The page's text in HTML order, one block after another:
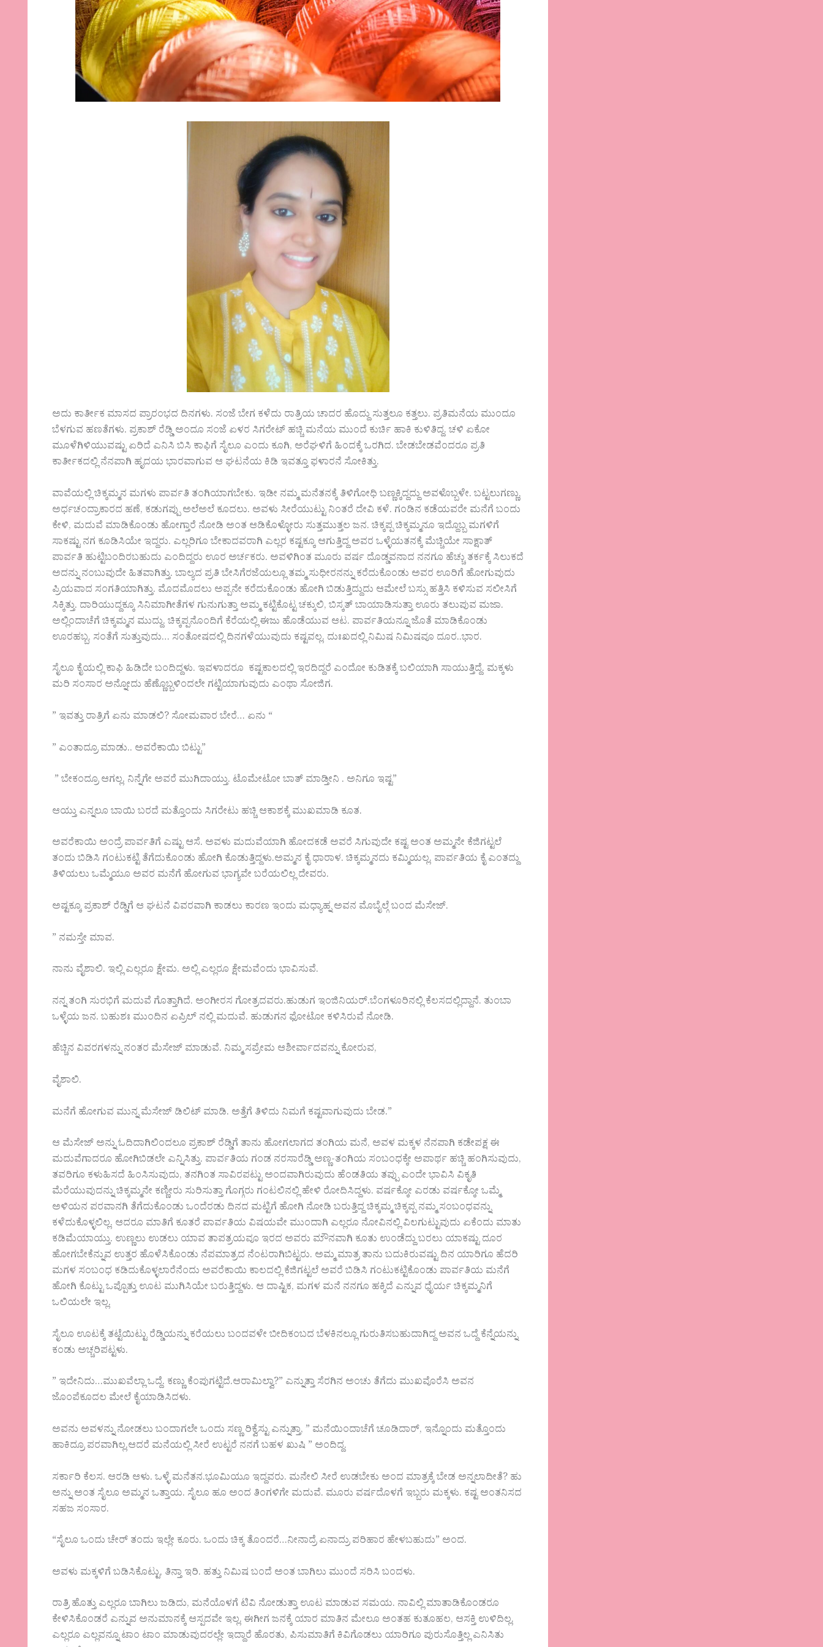
ಅದು ಕಾರ್ತೀಕ ಮಾಸದ ಪ್ರಾರಂಭದ ದಿನಗಳು. ಸಂಜೆ ಬೇಗ ಕಳೆದು ರಾತ್ರಿಯ ಚಾದರ ಹೊದ್ದು ಸುತ್ತಲೂ ಕತ್ತಲು. ಪ್ರತಿಮನೆಯ ಮುಂದೂ
ಬೆಳಗುವ ಹಣತೆಗಳು. ಪ್ರಕಾಶ್ ರೆಡ್ಡಿ ಅಂದೂ ಸಂಜೆ ಏಳರ ಸಿಗರೇಟ್ ಹಚ್ಚಿ ಮನೆಯ ಮುಂದೆ ಕುರ್ಚಿ ಹಾಕಿ ಕುಳಿತಿದ್ದ. ಚಳಿ ಏಕೋ
ಮೂಳೆಗಿಳಿಯುವಷ್ಟು ಏರಿದೆ ಎನಿಸಿ ಬಿಸಿ ಕಾಫಿಗೆ ಸೈಲೂ ಎಂದು ಕೂಗಿ, ಅರೆಘಳಿಗೆ ಹಿಂದಕ್ಕೆ ಒರಗಿದ. ಬೇಡಬೇಡವೆಂದರೂ ಪ್ರತಿ
ಕಾರ್ತೀಕದಲ್ಲಿ ನೆನಪಾಗಿ ಹೃದಯ ಭಾರವಾಗುವ ಆ ಘಟನೆಯ ಕಿಡಿ ಇವತ್ತೂ ಫಳಾರನೆ ಸೋಕಿತ್ತು.
ವಾವೆಯಲ್ಲಿ ಚಿಕ್ಕಮ್ಮನ ಮಗಳು ಪಾರ್ವತಿ ತಂಗಿಯಾಗಬೇಕು. ಇಡೀ ನಮ್ಮ ಮನೆತನಕ್ಕೆ ತಿಳಿಗೋಧಿ ಬಣ್ಣಕ್ಕಿದ್ದದ್ದು ಅವಳೊಬ್ಬಳೇ. ಬಟ್ಟಲುಗಣ್ಣು,
ಅರ್ಧಚಂದ್ರಾಕಾರದ ಹಣೆ, ಕಡುಗಪ್ಪು ಅಲೆಅಲೆ ಕೂದಲು. ಅವಳು ಸೀರೆಯುಟ್ಟು ನಿಂತರೆ ದೇವಿ ಕಳೆ. ಗಂಡಿನ ಕಡೆಯವರೇ ಮನೆಗೆ ಬಂದು
ಕೇಳಿ, ಮದುವೆ ಮಾಡಿಕೊಂಡು ಹೋಗ್ತಾರೆ ನೋಡಿ ಅಂತ ಆಡಿಕೊಳ್ಳೋರು ಸುತ್ತಮುತ್ತಲ ಜನ. ಚಿಕ್ಕಪ್ಪ ಚಿಕ್ಕಮ್ಮನೂ ಇದ್ದೊಬ್ಬ ಮಗಳಿಗೆ
ಸಾಕಷ್ಟು ನಗ ಕೂಡಿಸಿಯೇ ಇದ್ದರು. ಎಲ್ಲರಿಗೂ ಬೇಕಾದವರಾಗಿ ಎಲ್ಲರ ಕಷ್ಟಕ್ಕೂ ಆಗುತ್ತಿದ್ದ ಅವರ ಒಳ್ಳೆಯತನಕ್ಕೆ ಮೆಚ್ಚಿಯೇ ಸಾಕ್ಷಾತ್
ಪಾರ್ವತಿ ಹುಟ್ಟಿಬಂದಿರಬಹುದು ಎಂದಿದ್ದರು ಊರ ಅರ್ಚಕರು. ಅವಳಿಗಿಂತ ಮೂರು ವರ್ಷ ದೊಡ್ಡವನಾದ ನನಗೂ ಹೆಚ್ಚು ತರ್ಕಕ್ಕೆ ಸಿಲುಕದೆ
ಅದನ್ನು ನಂಬುವುದೇ ಹಿತವಾಗಿತ್ತು. ಬಾಲ್ಯದ ಪ್ರತಿ ಬೇಸಿಗೆರಜೆಯಲ್ಲೂ ತಮ್ಮ ಸುಧೀರನನ್ನು ಕರೆದುಕೊಂಡು ಅವರ ಊರಿಗೆ ಹೋಗುವುದು
ಪ್ರಿಯವಾದ ಸಂಗತಿಯಾಗಿತ್ತು. ಮೊದಮೊದಲು ಅಪ್ಪನೇ ಕರೆದುಕೊಂಡು ಹೋಗಿ ಬಿಡುತ್ತಿದ್ದುದು ಆಮೇಲೆ ಬಸ್ಸು ಹತ್ತಿಸಿ ಕಳಿಸುವ ಸಲೀಸಿಗೆ
ಸಿಕ್ಕಿತ್ತು. ದಾರಿಯುದ್ದಕ್ಕೂ ಸಿನಿಮಾಗೀತೆಗಳ ಗುನುಗುತ್ತಾ ಅಮ್ಮ ಕಟ್ಟಿಕೊಟ್ಟ ಚಕ್ಕುಲಿ, ಬಿಸ್ಕತ್ ಬಾಯಾಡಿಸುತ್ತಾ ಊರು ತಲುಪುವ ಮಜಾ.
ಅಲ್ಲಿಂದಾಚೆಗೆ ಚಿಕ್ಕಮ್ಮನ ಮುದ್ದು. ಚಿಕ್ಕಪ್ಪನೊಂದಿಗೆ ಕೆರೆಯಲ್ಲಿ ಈಜು ಹೊಡೆಯುವ ಆಟ. ಪಾರ್ವತಿಯನ್ನೂ ಜೊತೆ ಮಾಡಿಕೊಂಡು
ಊರಹಬ್ಬ, ಸಂತೆಗೆ ಸುತ್ತುವುದು… ಸಂತೋಷದಲ್ಲಿ ದಿನಗಳೆಯುವುದು ಕಷ್ಟವಲ್ಲ. ದುಃಖದಲ್ಲಿ ನಿಮಿಷ ನಿಮಿಷವೂ ದೂರ..ಭಾರ.
ಸೈಲೂ ಕೈಯಲ್ಲಿ ಕಾಫಿ ಹಿಡಿದೇ ಬಂದಿದ್ದಳು. ಇವಳಾದರೂ ಕಷ್ಟಕಾಲದಲ್ಲಿ ಇರದಿದ್ದರೆ ಎಂದೋ ಕುಡಿತಕ್ಕೆ ಬಲಿಯಾಗಿ ಸಾಯುತ್ತಿದ್ದೆ. ಮಕ್ಕಳು
ಮರಿ ಸಂಸಾರ ಅನ್ನೋದು ಹೆಣ್ಣೊಬ್ಬಳಿಂದಲೇ ಗಟ್ಟಿಯಾಗುವುದು ಎಂಥಾ ಸೋಜಿಗ.
” ಇವತ್ತು ರಾತ್ರಿಗೆ ಏನು ಮಾಡಲಿ? ಸೋಮವಾರ ಬೇರೆ… ಏನು “
” ಎಂತಾದ್ರೂ ಮಾಡು.. ಅವರೆಕಾಯಿ ಬಿಟ್ಟು”
” ಬೇಕಂದ್ರೂ ಆಗಲ್ಲ. ನಿನ್ನೆಗೇ ಅವರೆ ಮುಗಿದಾಯ್ತು. ಟೊಮೇಟೋ ಬಾತ್ ಮಾಡ್ತೀನಿ . ಅನಿಗೂ ಇಷ್ಟ”
ಆಯ್ತು ಎನ್ನಲೂ ಬಾಯಿ ಬರದೆ ಮತ್ತೊಂದು ಸಿಗರೇಟು ಹಚ್ಚಿ ಆಕಾಶಕ್ಕೆ ಮುಖಮಾಡಿ ಕೂತ.
ಅವರೆಕಾಯಿ ಅಂದ್ರೆ ಪಾರ್ವತಿಗೆ ಎಷ್ಟು ಆಸೆ. ಅವಳು ಮದುವೆಯಾಗಿ ಹೋದಕಡೆ ಅವರೆ ಸಿಗುವುದೇ ಕಷ್ಟ ಅಂತ ಅಮ್ಮನೇ ಕೆಜಿಗಟ್ಟಲೆ
ತಂದು ಬಿಡಿಸಿ ಗಂಟುಕಟ್ಟಿ ತೆಗೆದುಕೊಂಡು ಹೋಗಿ ಕೊಡುತ್ತಿದ್ದಳು.ಅಮ್ಮನ ಕೈ ಧಾರಾಳ. ಚಿಕ್ಕಮ್ಮನದು ಕಮ್ಮಿಯಲ್ಲ. ಪಾರ್ವತಿಯ ಕೈ ಎಂತದ್ದು
ತಿಳಿಯಲು ಒಮ್ಮೆಯೂ ಅವರ ಮನೆಗೆ ಹೋಗುವ ಭಾಗ್ಯವೇ ಬರೆಯಲಿಲ್ಲ ದೇವರು.
ಅಷ್ಟಕ್ಕೂ ಪ್ರಕಾಶ್ ರೆಡ್ಡಿಗೆ ಆ ಘಟನೆ ವಿವರವಾಗಿ ಕಾಡಲು ಕಾರಣ ಇಂದು ಮಧ್ಯಾಹ್ನ ಅವನ ಮೊಬೈಲ್ಗೆ ಬಂದ ಮೆಸೇಜ್.
” ನಮಸ್ತೇ ಮಾವ.
ನಾನು ವೈಶಾಲಿ. ಇಲ್ಲಿ ಎಲ್ಲರೂ ಕ್ಷೇಮ. ಅಲ್ಲಿ ಎಲ್ಲರೂ ಕ್ಷೇಮವೆಂದು ಭಾವಿಸುವೆ.
ನನ್ನ ತಂಗಿ ಸುರಭಿಗೆ ಮದುವೆ ಗೊತ್ತಾಗಿದೆ. ಅಂಗೀರಸ ಗೋತ್ರದವರು.ಹುಡುಗ ಇಂಜಿನಿಯರ್.ಬೆಂಗಳೂರಿನಲ್ಲಿ ಕೆಲಸದಲ್ಲಿದ್ದಾನೆ. ತುಂಬಾ
ಒಳ್ಳೆಯ ಜನ. ಬಹುಶಃ ಮುಂದಿನ ಏಪ್ರಿಲ್ ನಲ್ಲಿ ಮದುವೆ. ಹುಡುಗನ ಫೋಟೋ ಕಳಿಸಿರುವೆ ನೋಡಿ.
ಹೆಚ್ಚಿನ ವಿವರಗಳನ್ನು ನಂತರ ಮೆಸೇಜ್ ಮಾಡುವೆ. ನಿಮ್ಮ ಸಪ್ರೇಮ ಆಶೀರ್ವಾದವನ್ನು ಕೋರುವ,
ವೈಶಾಲಿ.
ಮನೆಗೆ ಹೋಗುವ ಮುನ್ನ ಮೆಸೇಜ್ ಡಿಲಿಟ್ ಮಾಡಿ. ಅತ್ತೆಗೆ ತಿಳಿದು ನಿಮಗೆ ಕಷ್ಟವಾಗುವುದು ಬೇಡ.”
ಆ ಮೆಸೇಜ್ ಅನ್ನು ಓದಿದಾಗಿಲಿಂದಲೂ ಪ್ರಕಾಶ್ ರೆಡ್ಡಿಗೆ ತಾನು ಹೋಗಲಾಗದ ತಂಗಿಯ ಮನೆ, ಅವಳ ಮಕ್ಕಳ ನೆನಪಾಗಿ ಕಡೇಪಕ್ಷ ಈ
ಮದುವೆಗಾದರೂ ಹೋಗಿಬಿಡಲೇ ಎನ್ನಿಸಿತ್ತು. ಪಾರ್ವತಿಯ ಗಂಡ ನರಸಾರೆಡ್ಡಿ ಅಣ್ಣ-ತಂಗಿಯ ಸಂಬಂಧಕ್ಕೇ ಅಪಾರ್ಥ ಹಚ್ಚಿ ಹಂಗಿಸುವುದು,
ತವರಿಗೂ ಕಳುಹಿಸದೆ ಹಿಂಸಿಸುವುದು, ತನಗಿಂತ ಸಾವಿರಪಟ್ಟು ಅಂದವಾಗಿರುವುದು ಹೆಂಡತಿಯ ತಪ್ಪು ಎಂದೇ ಭಾವಿಸಿ ವಿಕೃತಿ
ಮೆರೆಯುವುದನ್ನು ಚಿಕ್ಕಮ್ಮನೇ ಕಣ್ಣೀರು ಸುರಿಸುತ್ತಾ ಗೊಗ್ಗರು ಗಂಟಲಿನಲ್ಲಿ ಹೇಳಿ ರೋದಿಸಿದ್ದಳು. ವರ್ಷಕ್ಕೋ ಎರಡು ವರ್ಷಕ್ಕೋ ಒಮ್ಮೆ
ಅಳಿಯನ ಪರವಾನಗಿ ತೆಗೆದುಕೊಂಡು ಒಂದೆರಡು ದಿನದ ಮಟ್ಟಿಗೆ ಹೋಗಿ ನೋಡಿ ಬರುತ್ತಿದ್ದ ಚಿಕ್ಕಮ್ಮ ಚಿಕ್ಕಪ್ಪ ನಮ್ಮ ಸಂಬಂಧವನ್ನು
ಕಳೆದುಕೊಳ್ಳಲಿಲ್ಲ. ಆದರೂ ಮಾತಿಗೆ ಕೂತರೆ ಪಾರ್ವತಿಯ ವಿಷಯವೇ ಮುಂದಾಗಿ ಎಲ್ಲರೂ ನೋವಿನಲ್ಲಿ ವಿಲಗುಟ್ಟುವುದು ಏಕೆಂದು ಮಾತು
ಕಡಿಮೆಯಾಯ್ತು. ಉಣ್ಣಲು ಉಡಲು ಯಾವ ತಾಪತ್ರಯವೂ ಇರದ ಅವರು ಮೌನವಾಗಿ ಕೂತು ಉಂಡೆದ್ದು ಬರಲು ಯಾಕಷ್ಟು ದೂರ
ಹೋಗಬೇಕೆನ್ನುವ ಉತ್ತರ ಹೊಳೆಸಿಕೊಂಡು ನೆಪಮಾತ್ರದ ನೆಂಟರಾಗಿಬಿಟ್ಟರು. ಅಮ್ಮ ಮಾತ್ರ ತಾನು ಬದುಕಿರುವಷ್ಟು ದಿನ ಯಾರಿಗೂ ಹೆದರಿ
ಮಗಳ ಸಂಬಂಧ ಕಡಿದುಕೊಳ್ಳಲಾರೆನೆಂದು ಅವರೆಕಾಯಿ ಕಾಲದಲ್ಲಿ ಕೆಜಿಗಟ್ಟಲೆ ಅವರೆ ಬಿಡಿಸಿ ಗಂಟುಕಟ್ಟಿಕೊಂಡು ಪಾರ್ವತಿಯ ಮನೆಗೆ
ಹೋಗಿ ಕೊಟ್ಟು ಒಪ್ಪೊತ್ತು ಊಟ ಮುಗಿಸಿಯೇ ಬರುತ್ತಿದ್ದಳು. ಆ ದಾಷ್ಟಿಕ, ಮಗಳ ಮನೆ ನನಗೂ ಹಕ್ಕಿದೆ ಎನ್ನುವ ಧೈರ್ಯ ಚಿಕ್ಕಮ್ಮನಿಗೆ
ಒಲಿಯಲೇ ಇಲ್ಲ.
ಸೈಲೂ ಊಟಕ್ಕೆ ತಟ್ಟೆಯಿಟ್ಟು ರೆಡ್ಡಿಯನ್ನು ಕರೆಯಲು ಬಂದವಳೇ ಬೀದಿಕಂಬದ ಬೆಳಕಿನಲ್ಲೂ ಗುರುತಿಸಬಹುದಾಗಿದ್ದ ಅವನ ಒದ್ದೆ ಕೆನ್ನೆಯನ್ನು
ಕಂಡು ಅಚ್ಚರಿಪಟ್ಟಳು.
” ಇದೇನಿದು…ಮುಖವೆಲ್ಲಾ ಒದ್ದೆ. ಕಣ್ಣು ಕೆಂಪುಗಟ್ಟಿದೆ.ಆರಾಮಿಲ್ವಾ?” ಎನ್ನುತ್ತಾ ಸೆರಗಿನ ಅಂಚು ತೆಗೆದು ಮುಖವೊರೆಸಿ ಅವನ
ಜೊಂಪೆಕೂದಲ ಮೇಲೆ ಕೈಯಾಡಿಸಿದಳು.
ಅವನು ಅವಳನ್ನು ನೋಡಲು ಬಂದಾಗಲೇ ಒಂದು ಸಣ್ಣ ರಿಕ್ವೆಸ್ಟು ಎನ್ನುತ್ತಾ, ” ಮನೆಯಿಂದಾಚೆಗೆ ಚೂಡಿದಾರ್, ಇನ್ನೊಂದು ಮತ್ತೊಂದು
ಹಾಕಿದ್ರೂ ಪರವಾಗಿಲ್ಲ.ಆದರೆ ಮನೆಯಲ್ಲಿ ಸೀರೆ ಉಟ್ಟರೆ ನನಗೆ ಬಹಳ ಖುಷಿ ” ಅಂದಿದ್ದ.
ಸರ್ಕಾರಿ ಕೆಲಸ. ಆರಡಿ ಆಳು. ಒಳ್ಳೆ ಮನೆತನ.‌ಭೂಮಿಯೂ ಇದ್ದವರು. ಮನೇಲಿ ಸೀರೆ ಉಡಬೇಕು ಅಂದ ಮಾತ್ರಕ್ಕೆ ಬೇಡ ಅನ್ನಲಾದೀತೆ? ಹು
ಅನ್ನು ಅಂತ ಸೈಲೂ ಅಮ್ಮನ ಒತ್ತಾಯ. ಸೈಲೂ ಹೂ ಅಂದ ತಿಂಗಳಿಗೇ ಮದುವೆ. ಮೂರು ವರ್ಷದೊಳಗೆ ಇಬ್ಬರು ಮಕ್ಕಳು. ಕಷ್ಟ ಅಂತನಿಸದ
ಸಹಜ ಸಂಸಾರ.
“ಸೈಲೂ ಒಂದು ಚೇರ್ ತಂದು ಇಲ್ಲೇ ಕೂರು. ಒಂದು ಚಿಕ್ಕ ತೊಂದರೆ…ನೀನಾದ್ರೆ ಏನಾದ್ರು ಪರಿಹಾರ ಹೇಳಬಹುದು” ಅಂದ.
ಅವಳು ಮಕ್ಕಳಿಗೆ ಬಡಿಸಿಕೊಟ್ಟು, ತಿನ್ತಾ ಇರಿ. ಹತ್ತು ನಿಮಿಷ ಬಂದೆ ಅಂತ ಬಾಗಿಲು ಮುಂದೆ ಸರಿಸಿ ಬಂದಳು.
ರಾತ್ರಿ ಹೊತ್ತು ಎಲ್ಲರೂ ಬಾಗಿಲು ಜಡಿದು, ಮನೆಯೊಳಗೆ ಟಿವಿ ನೋಡುತ್ತಾ ಊಟ ಮಾಡುವ ಸಮಯ. ನಾವಿಲ್ಲಿ ಮಾತಾಡಿಕೊಂಡರೂ
ಕೇಳಿಸಿಕೊಂಡರೆ ಎನ್ನುವ ಅನುಮಾನಕ್ಕೆ ಆಸ್ಪದವೇ ಇಲ್ಲ. ಈಗೀಗ ಜನಕ್ಕೆ ಯಾರ ಮಾತಿನ ಮೇಲೂ ಅಂತಹ ಕುತೂಹಲ, ಆಸಕ್ತಿ ಉಳಿದಿಲ್ಲ.
ಎಲ್ಲರೂ ಎಲ್ಲವನ್ನೂ ಟಾಂ ಟಾಂ ಮಾಡುವುದರಲ್ಲೇ ಇದ್ದಾರೆ ಹೊರತು, ಪಿಸುಮಾತಿಗೆ ಕಿವಿಗೊಡಲು ಯಾರಿಗೂ ಪುರುಸೊತ್ತಿಲ್ಲ ಎನಿಸಿತು